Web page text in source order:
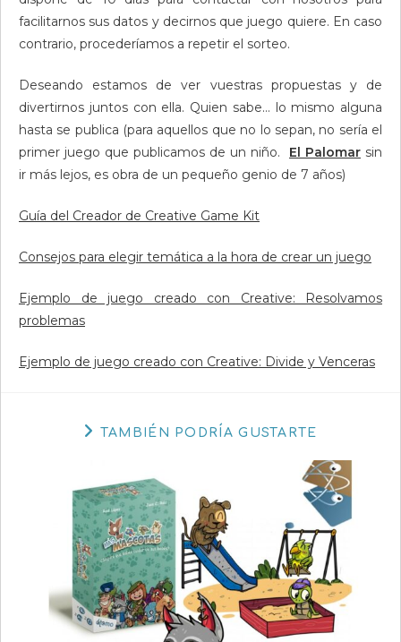
facilitarnos sus datos y decirnos que juego quiere. En caso
contrario, procederíamos a repetir el sorteo.
Deseando estamos de ver vuestras propuestas y de
divertirnos juntos con ella. Quien sabe… lo mismo alguna
hasta se publica (para aquellos que no lo sepan, no sería el
primer juego que publicamos de un niño. El Palomar sin
ir más lejos, es obra de un pequeño genio de 7 años)
Guía del Creador de Creative Game Kit
Consejos para elegir temática a la hora de crear un juego
Ejemplo de juego creado con Creative: Resolvamos
problemas
Ejemplo de juego creado con Creative: Divide y Venceras
TAMBIÉN PODRÍA GUSTARTE